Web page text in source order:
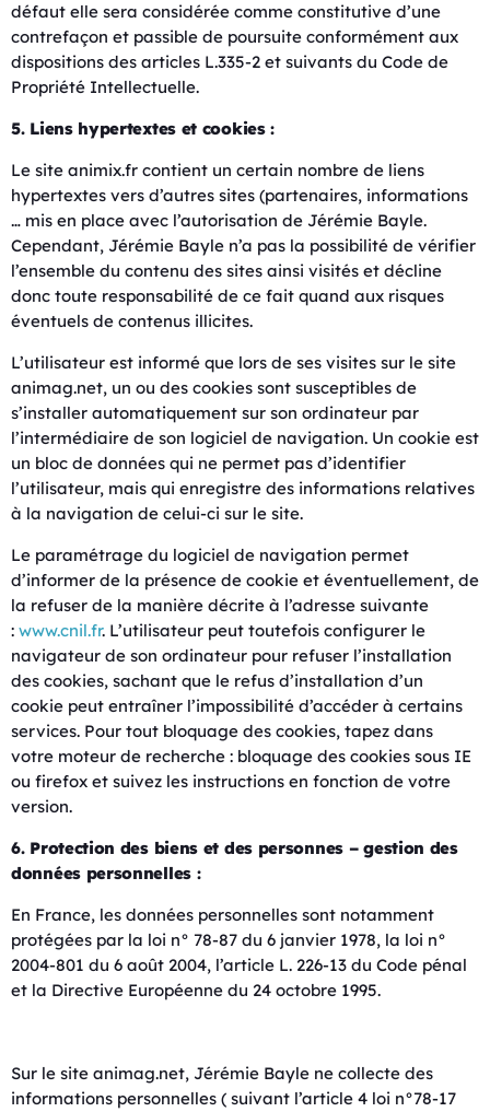
défaut elle sera considérée comme constitutive d’une
contrefaçon et passible de poursuite conformément aux
dispositions des articles L.335-2 et suivants du Code de
Propriété Intellectuelle.
5. Liens hypertextes et cookies :
Le site animix.fr contient un certain nombre de liens
hypertextes vers d’autres sites (partenaires, informations
… mis en place avec l’autorisation de Jérémie Bayle.
Cependant, Jérémie Bayle n’a pas la possibilité de vérifier
l’ensemble du contenu des sites ainsi visités et décline
donc toute responsabilité de ce fait quand aux risques
éventuels de contenus illicites.
L’utilisateur est informé que lors de ses visites sur le site
animag.net, un ou des cookies sont susceptibles de
s’installer automatiquement sur son ordinateur par
l’intermédiaire de son logiciel de navigation. Un cookie est
un bloc de données qui ne permet pas d’identifier
l’utilisateur, mais qui enregistre des informations relatives
à la navigation de celui-ci sur le site.
Le paramétrage du logiciel de navigation permet
d’informer de la présence de cookie et éventuellement, de
la refuser de la manière décrite à l’adresse suivante
: www.cnil.fr. L’utilisateur peut toutefois configurer le
navigateur de son ordinateur pour refuser l’installation
des cookies, sachant que le refus d’installation d’un
cookie peut entraîner l’impossibilité d’accéder à certains
services. Pour tout bloquage des cookies, tapez dans
votre moteur de recherche : bloquage des cookies sous IE
ou firefox et suivez les instructions en fonction de votre
version.
6. Protection des biens et des personnes – gestion des
données personnelles :
En France, les données personnelles sont notamment
protégées par la loi n° 78-87 du 6 janvier 1978, la loi n°
2004-801 du 6 août 2004, l’article L. 226-13 du Code pénal
et la Directive Européenne du 24 octobre 1995.
Sur le site animag.net, Jérémie Bayle ne collecte des
informations personnelles ( suivant l’article 4 loi n°78-17